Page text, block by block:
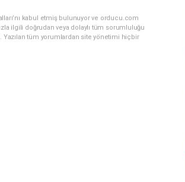
kabul etmiş bulunuyor ve orducu.com
ilgili doğrudan veya dolaylı tüm sorumluluğu
Yazılan tüm yorumlardan site yönetimi hiçbir